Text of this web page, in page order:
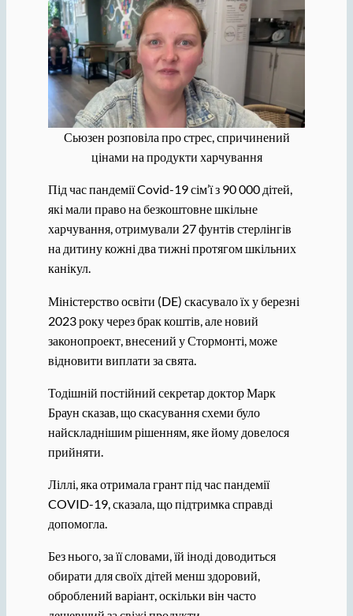
Сьюзен розповіла про стрес, спричинений
цінами на продукти харчування
Під час пандемії Covid-19 сім’ї з 90 000 дітей,
які мали право на безкоштовне шкільне
харчування, отримували 27 фунтів стерлінгів
на дитину кожні два тижні протягом шкільних
канікул.
Міністерство освіти (DE) скасувало їх у березні
2023 року через брак коштів, але новий
законопроект, внесений у Стормонті, може
відновити виплати за свята.
Тодішній постійний секретар доктор Марк
Браун сказав, що скасування схеми було
найскладнішим рішенням, яке йому довелося
прийняти.
Ліллі, яка отримала грант під час пандемії
COVID-19, сказала, що підтримка справді
допомогла.
Без нього, за її словами, їй іноді доводиться
обирати для своїх дітей менш здоровий,
оброблений варіант, оскільки він часто